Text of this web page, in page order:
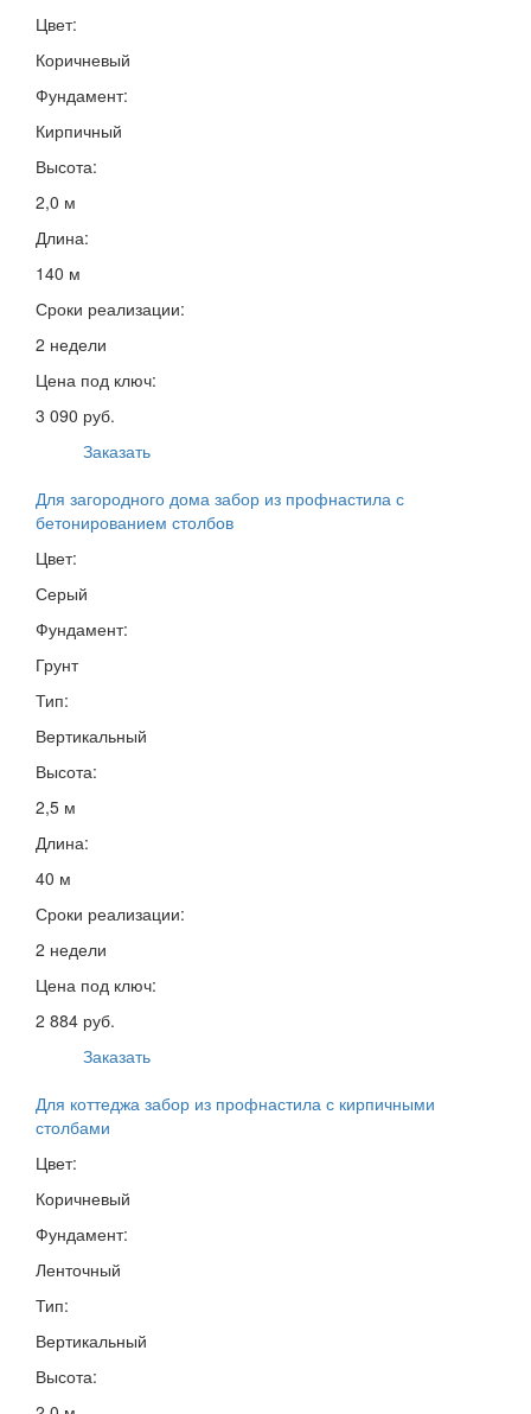
Цвет:
Коричневый
Фундамент:
Кирпичный
Высота:
2,0 м
Длина:
140 м
Сроки реализации:
2 недели
Цена под ключ:
3 090 руб.
Заказать
Для загородного дома забор из профнастила с
бетонированием столбов
Цвет:
Серый
Фундамент:
Грунт
Тип:
Вертикальный
Высота:
2,5 м
Длина:
40 м
Сроки реализации:
2 недели
Цена под ключ:
2 884 руб.
Заказать
Для коттеджа забор из профнастила с кирпичными
столбами
Цвет:
Коричневый
Фундамент:
Ленточный
Тип:
Вертикальный
Высота: